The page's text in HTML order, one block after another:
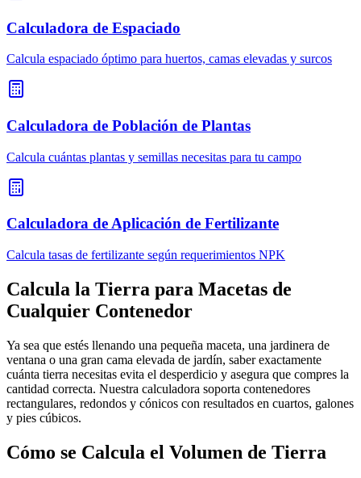
Calculadora de Espaciado
Calcula espaciado óptimo para huertos, camas elevadas y surcos
Calculadora de Población de Plantas
Calcula cuántas plantas y semillas necesitas para tu campo
Calculadora de Aplicación de Fertilizante
Calcula tasas de fertilizante según requerimientos NPK
Calcula la Tierra para Macetas de
Cualquier Contenedor
Ya sea que estés llenando una pequeña maceta, una jardinera de
ventana o una gran cama elevada de jardín, saber exactamente
cuánta tierra necesitas evita el desperdicio y asegura que compres la
cantidad correcta. Nuestra calculadora soporta contenedores
rectangulares, redondos y cónicos con resultados en cuartos, galones
y pies cúbicos.
Cómo se Calcula el Volumen de Tierra